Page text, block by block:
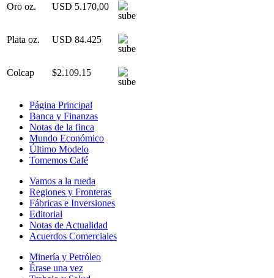
Oro oz. USD 5.170,00
Plata oz. USD 84.425
Colcap $2.109.15
Página Principal
Banca y Finanzas
Notas de la finca
Mundo Económico
Último Modelo
Tomemos Café
Vamos a la rueda
Regiones y Fronteras
Fábricas e Inversiones
Editorial
Notas de Actualidad
Acuerdos Comerciales
Minería y Petróleo
Érase una vez